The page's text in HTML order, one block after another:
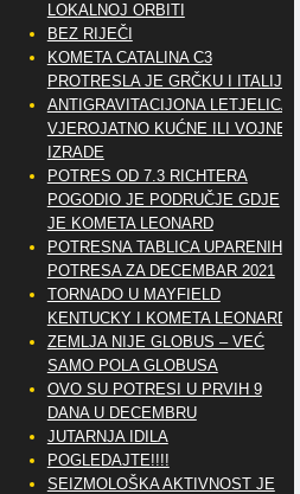
LOKALNOJ ORBITI
BEZ RIJEČI
KOMETA CATALINA C3
PROTRESLA JE GRČKU I ITALIJU
ANTIGRAVITACIJONA LETJELICA
VJEROJATNO KUĆNE ILI VOJNE
IZRADE
POTRES OD 7.3 RICHTERA
POGODIO JE PODRUČJE GDJE
JE KOMETA LEONARD
POTRESNA TABLICA UPARENIH
POTRESA ZA DECEMBAR 2021
TORNADO U MAYFIELD
KENTUCKY I KOMETA LEONARD
ZEMLJA NIJE GLOBUS – VEĆ
SAMO POLA GLOBUSA
OVO SU POTRESI U PRVIH 9
DANA U DECEMBRU
JUTARNJA IDILA
POGLEDAJTE!!!!
SEIZMOLOŠKA AKTIVNOST JE